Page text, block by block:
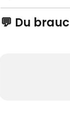
💬 Du